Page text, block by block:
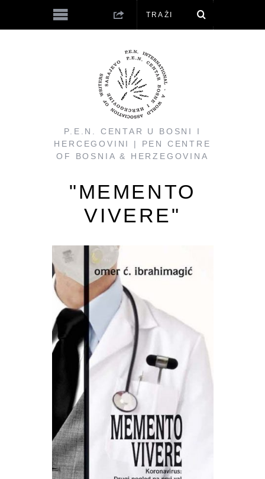
P.E.N. CENTAR U BOSNI I
HERCEGOVINI | PEN CENTRE
OF BOSNIA & HERZEGOVINA
"MEMENTO
VIVERE"